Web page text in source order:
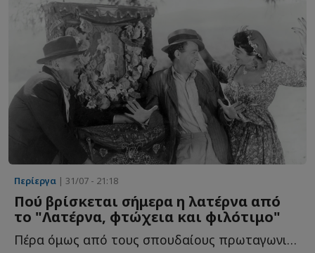
Περίεργα | 31/07 - 21:18
Πού βρίσκεται σήμερα η λατέρνα από
το "Λατέρνα, φτώχεια και φιλότιμο"
Πέρα όμως από τους σπουδαίους πρωταγωνιστές, υπήρχε α...